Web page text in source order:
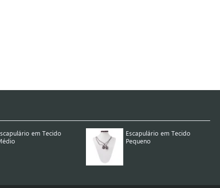
em Tecido
Escapulário em Tecido
Pequeno